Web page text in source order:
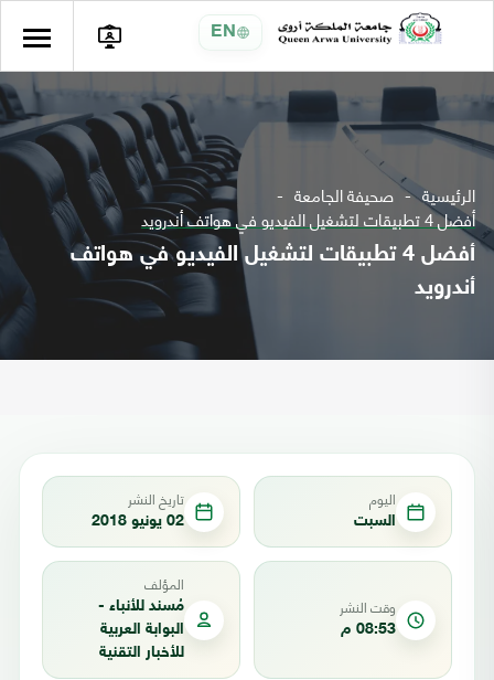
EN
الرئيسية صحيفة الجامعة
أفضل 4 تطبيقات لتشغيل الفيديو في هواتف أندرويد
أفضل 4 تطبيقات لتشغيل الفيديو في هواتف
أندرويد
اليوم
السبت
تاريخ النشر
02 يونيو 2018
وقت النشر
08:53 م
المؤلف
مُسند للأنباء -
البوابة العربية
للأخبار التقنية